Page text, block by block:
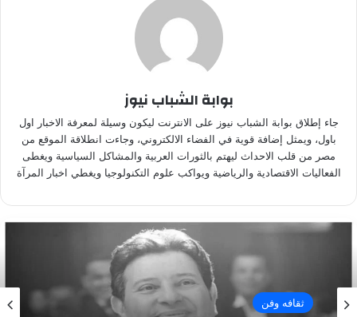
بوابة الشباب نيوز
جاء إطلاق بوابة الشباب نيوز على الانترنت ليكون وسيلة لمعرفة الاخبار اول
باول، ويمثل إضافة قوية في الفضاء الالكتروني، وجاءت انطلاقة الموقع من
مصر من قلب الاحداث ليهتم بالثورات العربية والمشاكل السياسية ويغطى
الفعاليات الاقتصادية والرياضية ويواكب علوم التكنولوجيا ويغطي اخبار المرآة
ثقافه وفن